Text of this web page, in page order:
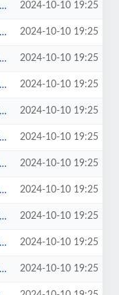
2024-10-10 19:25
2024-10-10 19:25
2024-10-10 19:25
2024-10-10 19:25
2024-10-10 19:25
2024-10-10 19:25
2024-10-10 19:25
2024-10-10 19:25
2024-10-10 19:25
2024-10-10 19:25
2024-10-10 19:25